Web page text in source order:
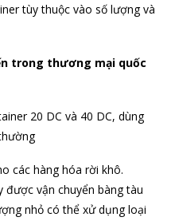
tùy thuộc vào số lượng và
trong thương mại quốc
20 DC và 40 DC, dùng
các hàng hóa rời khô.
được vận chuyển bàng tàu
nhỏ có thể xử dụng loại